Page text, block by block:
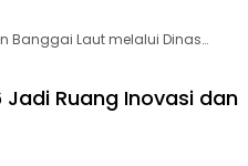
Banggai Laut melalui Dinas…
Ruang Inovasi dan